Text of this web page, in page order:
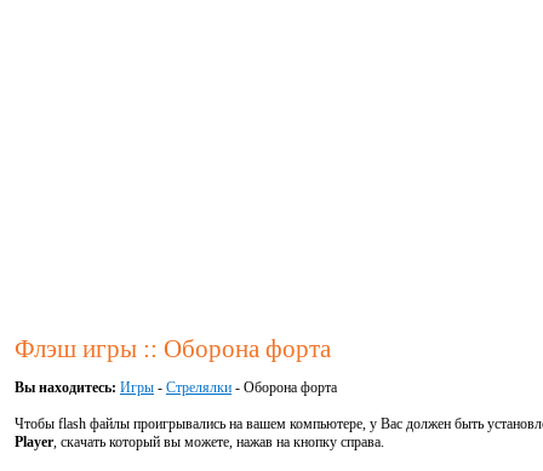
Флэш игры :: Оборона форта
Вы находитесь: Игры - Стрелялки - Оборона форта
Чтобы flash файлы проигрывались на вашем компьютере, у Вас должен быть
Player, скачать который вы можете, нажав на кнопку справа.